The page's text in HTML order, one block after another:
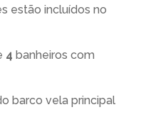
estão incluídos no
4 banheiros com
barco vela principal